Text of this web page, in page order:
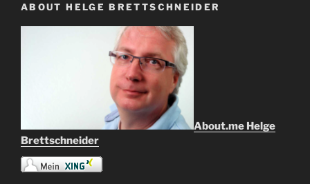
ABOUT HELGE BRETTSCHNEIDER
About.me Helge
Brettschneider